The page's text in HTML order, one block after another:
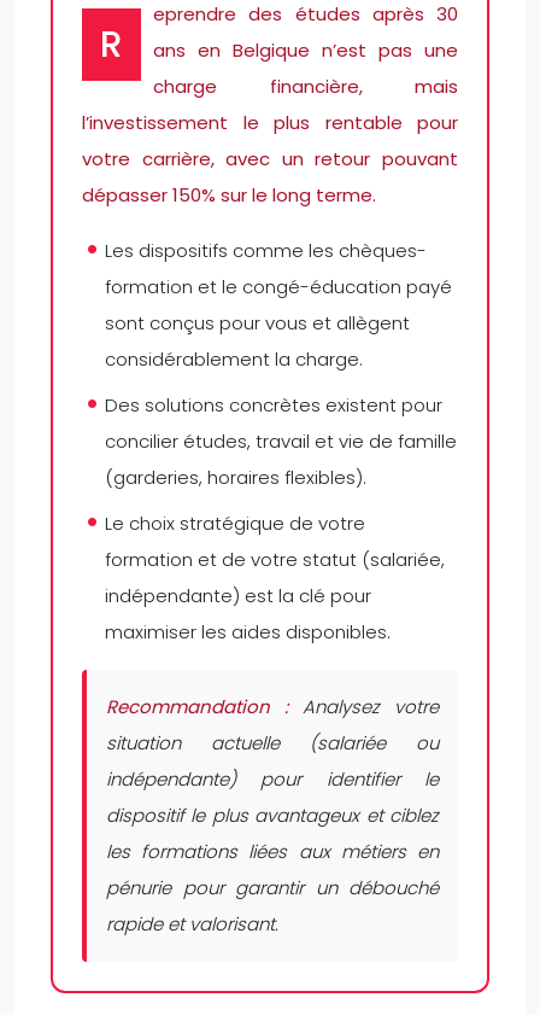
R
eprendre des études après 30
ans en Belgique n’est pas une
charge financière, mais
l’investissement le plus rentable pour
votre carrière, avec un retour pouvant
dépasser 150% sur le long terme.
Les dispositifs comme les chèques-
formation et le congé-éducation payé
sont conçus pour vous et allègent
considérablement la charge.
Des solutions concrètes existent pour
concilier études, travail et vie de famille
(garderies, horaires flexibles).
Le choix stratégique de votre
formation et de votre statut (salariée,
indépendante) est la clé pour
maximiser les aides disponibles.
Recommandation :Analysez votre
situation actuelle (salariée ou
indépendante) pour identifier le
dispositif le plus avantageux et ciblez
les formations liées aux métiers en
pénurie pour garantir un débouché
rapide et valorisant.